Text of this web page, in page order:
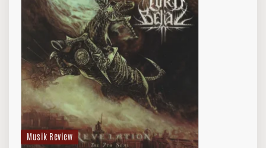
Musik Review